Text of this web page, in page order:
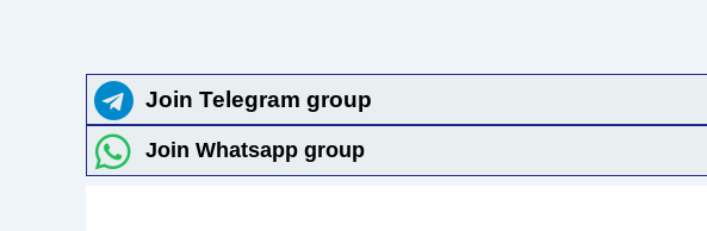
Join Telegram group
Join Whatsapp group